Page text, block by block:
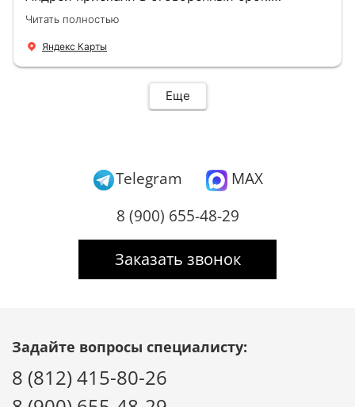
Демонтировали старую дверь и установили
новую буквально за час Быстро и качественно
+ нормальные цены Всем большое спасибо
Читать полностью
Яндекс Карты
Еще
Telegram
MAX
8 (900) 655-48-29
Заказать звонок
Задайте вопросы специалисту:
8 (812) 415-80-26